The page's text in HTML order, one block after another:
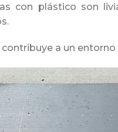
con plástico son
a un